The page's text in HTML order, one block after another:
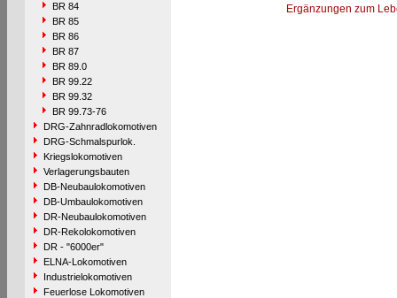
BR 84
BR 85
BR 86
BR 87
BR 89.0
BR 99.22
BR 99.32
BR 99.73-76
DRG-Zahnradlokomotiven
DRG-Schmalspurlok.
Kriegslokomotiven
Verlagerungsbauten
DB-Neubaulokomotiven
DB-Umbaulokomotiven
DR-Neubaulokomotiven
DR-Rekolokomotiven
DR - "6000er"
ELNA-Lokomotiven
Industrielokomotiven
Feuerlose Lokomotiven
Ergänzungen zum